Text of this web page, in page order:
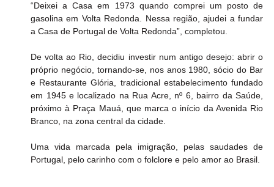
“Deixei a Casa em 1973 quando comprei um posto de
gasolina em Volta Redonda. Nessa região, ajudei a fundar
a Casa de Portugal de Volta Redonda”, completou.
De volta ao Rio, decidiu investir num antigo desejo: abrir o
próprio negócio, tornando-se, nos anos 1980, sócio do Bar
e Restaurante Glória, tradicional estabelecimento fundado
em 1945 e localizado na Rua Acre, nº 6, bairro da Saúde,
próximo à Praça Mauá, que marca o início da Avenida Rio
Branco, na zona central da cidade.
Uma vida marcada pela imigração, pelas saudades de
Portugal, pelo carinho com o folclore e pelo amor ao Brasil.